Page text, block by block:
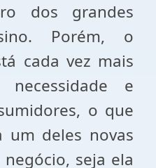
dos grandes
Porém, o
cada vez mais
necessidade e
o que
um deles novas
seja ela